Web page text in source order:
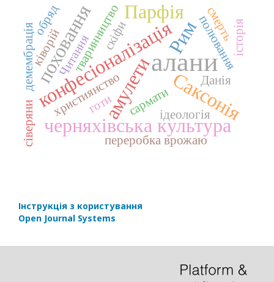
алани
амулети
конфесіоналізація
Парфія
Рим
черняхівська культура
поховання
Саксонія
демембрація
переробка врожаю
полювання
сіверяни
тваринництво
готи сармати
Читання
ідеологія
Данія
християнство
скіфи
ківорій
обряд смертьісторія
Інструкція з користування
Open Journal Systems